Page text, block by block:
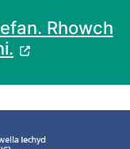
Rhowch